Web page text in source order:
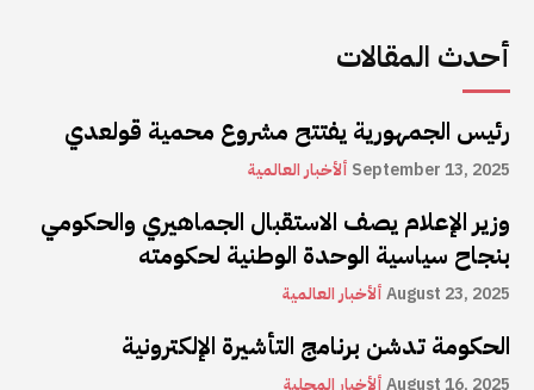
أحدث المقالات
رئيس الجمهورية يفتتح مشروع محمية قولعدي
ألأخبار العالمية September 13, 2025
وزير الإعلام يصف الاستقبال الجماهيري والحكومي
بنجاح سياسية الوحدة الوطنية لحكومته
ألأخبار العالميةAugust 23, 2025
الحكومة تدشن برنامج التأشيرة الإلكترونية
ألأخبار المحليةAugust 16, 2025